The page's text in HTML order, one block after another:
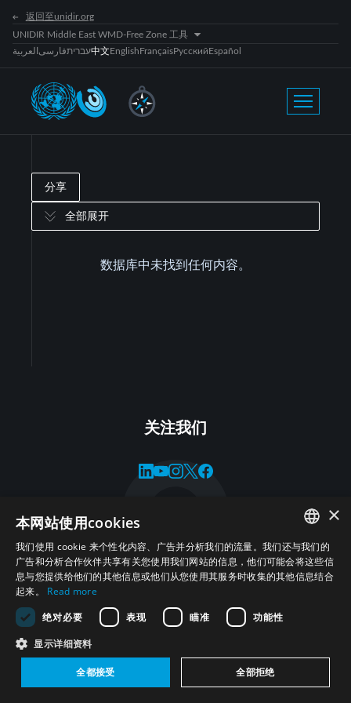
返回至unidir.org
UNIDIR Middle East WMD-Free Zone 工具
العربية فارسیעברית中文EnglishFrançaisРусскийEspañol
分享
全部展开
数据库中未找到任何内容。
关注我们
立即註冊，了解最新的專案新聞、分析、研究和活動。
访问UNIDIR网站
ENGLISH
ARABIC
RUSSIAN
×
本网站使用cookies
我们使用 cookie 来个性化内容、广告并分析我们的流量。我们还与我们的
广告和分析合作伙伴共享有关您使用我们网站的信息，他们可能会将这些信
息与您提供给他们的其他信息或他们从您使用其服务时收集的其他信息结合
起来。
Read more
绝对必要
表现 瞄准 功能性
显示详细资料
全都接受 全部拒绝